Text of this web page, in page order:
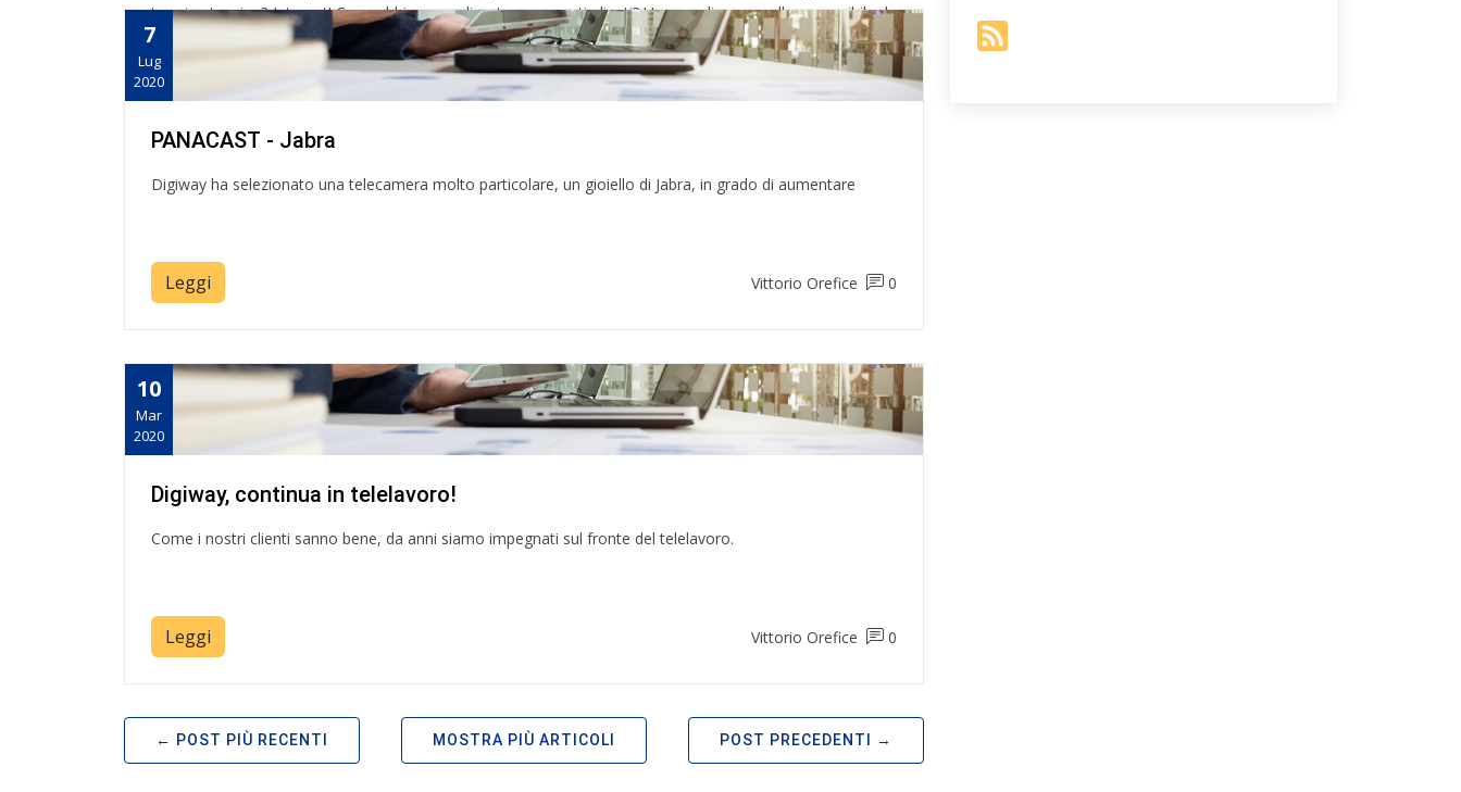
termine tecnico? Intranet! Cosa abbiamo realizzato per questi clienti? Un semplice pannello accessibile da
web che...
7
Lug
2020
PANACAST - Jabra
Digiway ha selezionato una telecamera molto particolare, un gioiello di Jabra, in grado di aumentare
Leggi Vittorio Orefice 0
10
Mar
2020
Digiway, continua in telelavoro!
Come i nostri clienti sanno bene, da anni siamo impegnati sul fronte del telelavoro.
Leggi Vittorio Orefice 0
POST PIÙ RECENTI MOSTRA PIÙ ARTICOLI POST PRECEDENTI